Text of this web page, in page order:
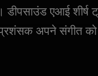
डीपसाउंड एआई शीर्ष
प्रशंसक अपने संगीत